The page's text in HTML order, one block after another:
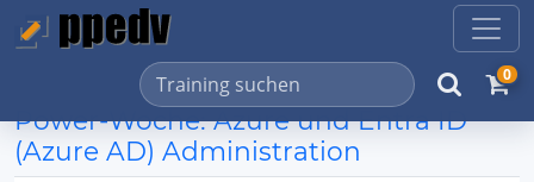
0
Power-Woche: Azure und Entra ID
(Azure AD) Administration